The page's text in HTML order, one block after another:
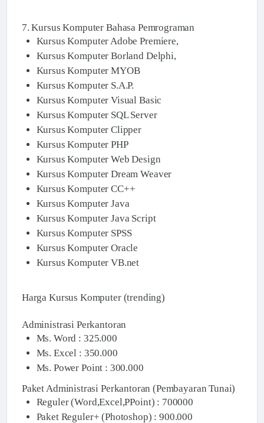
7. Kursus Komputer Bahasa Pemrograman
Kursus Komputer Adobe Premiere,
Kursus Komputer Borland Delphi,
Kursus Komputer MYOB
Kursus Komputer S.A.P.
Kursus Komputer Visual Basic
Kursus Komputer SQL Server
Kursus Komputer Clipper
Kursus Komputer PHP
Kursus Komputer Web Design
Kursus Komputer Dream Weaver
Kursus Komputer CC++
Kursus Komputer Java
Kursus Komputer Java Script
Kursus Komputer SPSS
Kursus Komputer Oracle
Kursus Komputer VB.net
Harga Kursus Komputer (trending)
Administrasi Perkantoran
Ms. Word : 325.000
Ms. Excel : 350.000
Ms. Power Point : 300.000
Paket Administrasi Perkantoran (Pembayaran Tunai)
Reguler (Word,Excel,PPoint) : 700000
Paket Reguler+ (Photoshop) : 900.000